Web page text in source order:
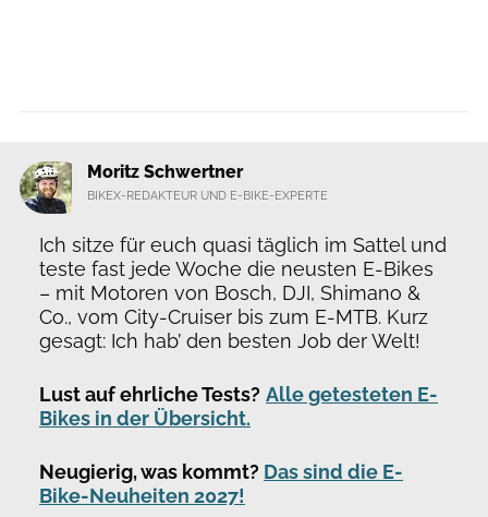
Moritz Schwertner
BIKEX-REDAKTEUR UND E-BIKE-EXPERTE
Ich sitze für euch quasi täglich im Sattel und
teste fast jede Woche die neusten E-Bikes
– mit Motoren von Bosch, DJI, Shimano &
Co., vom City-Cruiser bis zum E-MTB. Kurz
gesagt: Ich hab’ den besten Job der Welt!
Lust auf ehrliche Tests? Alle getesteten E-
Bikes in der Übersicht.
Neugierig, was kommt? Das sind die E-
Bike-Neuheiten 2027!